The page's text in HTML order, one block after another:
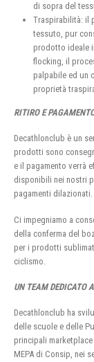
di sopra del
Traspirabilità: il
tessuto, pur
prodotto ideale
flocking, il
palpabile ed un
proprietà
RITIRO E
Decathlonclub è un
prodotti sono
e il pagamento verrà
disponibili nei nostri
pagamenti dilazionati.
Ci impegniamo a
della conferma del
per i prodotti
ciclismo.
UN TEAM DEDICATO
Decathlonclub ha
delle scuole e delle
principali
MEPA di Consip, nei